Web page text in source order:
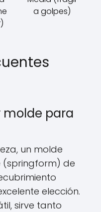
a golpes)
molde para
un molde
de
elección.
sirve tanto